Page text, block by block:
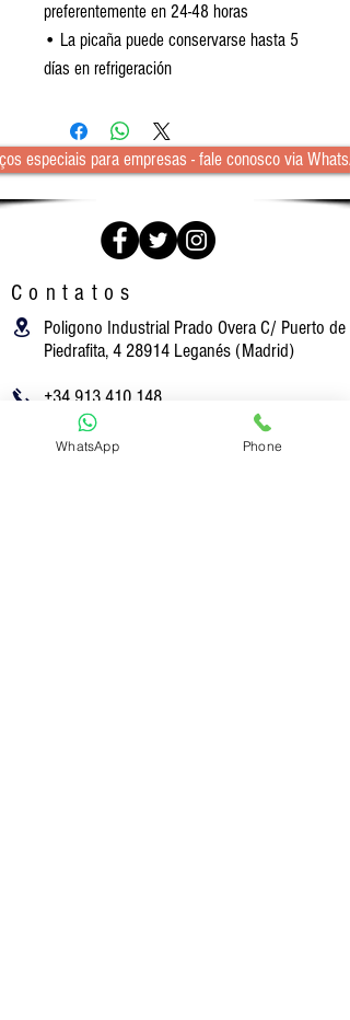
preferentemente en 24-48 horas
• La picaña puede conservarse hasta 5
días en refrigeración
especiais para empresas - fale conosco via
Contatos
Poligono Industrial Prado Overa C/ Puerto de
Piedrafita, 4 28914 Leganés (Madrid)
+34 913 410 148
oficina@carbuga.com
WhatsApp Phone